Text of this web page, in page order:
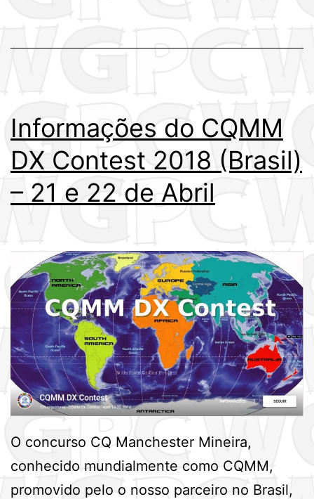
Informações do CQMM
DX Contest 2018 (Brasil)
– 21 e 22 de Abril
O concurso CQ Manchester Mineira,
conhecido mundialmente como CQMM,
promovido pelo o nosso parceiro no Brasil,